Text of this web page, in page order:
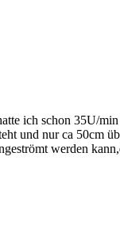
ich schon 35U/
und nur ca 50cm
werden